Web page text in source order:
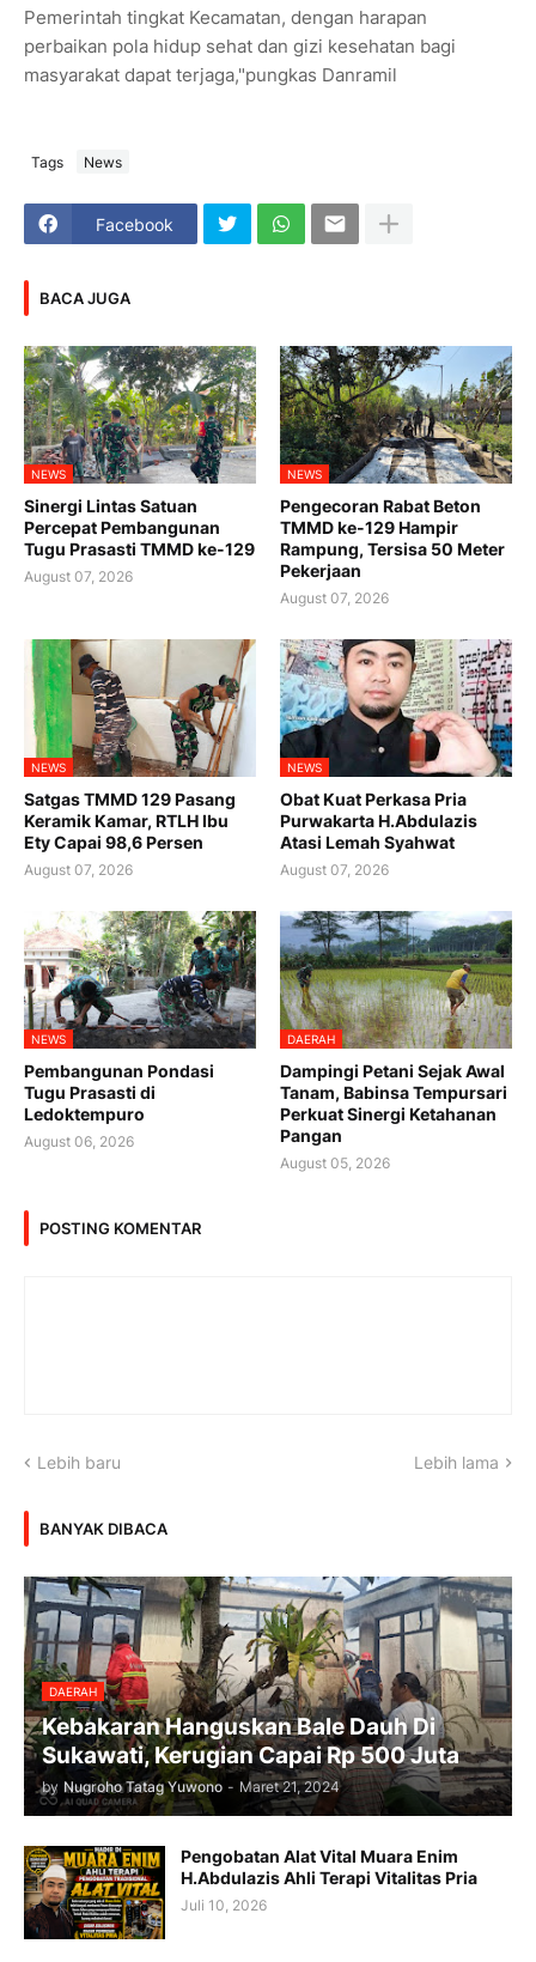
Pemerintah tingkat Kecamatan, dengan harapan
perbaikan pola hidup sehat dan gizi kesehatan bagi
masyarakat dapat terjaga,"pungkas Danramil
Tags News
Facebook
BACA JUGA
NEWS
Sinergi Lintas Satuan
Percepat Pembangunan
Tugu Prasasti TMMD ke-129
August 07, 2026
NEWS
Pengecoran Rabat Beton
TMMD ke-129 Hampir
Rampung, Tersisa 50 Meter
Pekerjaan
August 07, 2026
NEWS
Satgas TMMD 129 Pasang
Keramik Kamar, RTLH Ibu
Ety Capai 98,6 Persen
August 07, 2026
NEWS
Obat Kuat Perkasa Pria
Purwakarta H.Abdulazis
Atasi Lemah Syahwat
August 07, 2026
NEWS
Pembangunan Pondasi
Tugu Prasasti di
Ledoktempuro
August 06, 2026
DAERAH
Dampingi Petani Sejak Awal
Tanam, Babinsa Tempursari
Perkuat Sinergi Ketahanan
Pangan
August 05, 2026
POSTING KOMENTAR
Lebih baru Lebih lama
BANYAK DIBACA
DAERAH
Kebakaran Hanguskan Bale Dauh Di
Sukawati, Kerugian Capai Rp 500 Juta
by Nugroho Tatag Yuwono - Maret 21, 2024
Pengobatan Alat Vital Muara Enim
H.Abdulazis Ahli Terapi Vitalitas Pria
Juli 10, 2026